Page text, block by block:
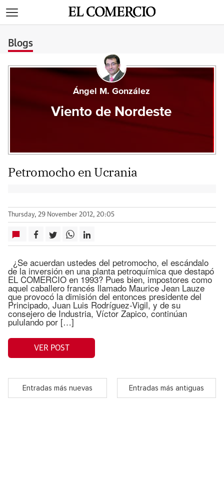
Blogs
Ángel M. González
Viento de Nordeste
Petromocho en Ucrania
Thursday, 29 November 2012, 20:05
¿Se acuerdan ustedes del petromocho, el escándalo
de la inversión en una planta petroquímica que destapó
EL COMERCIO en 1993? Pues bien, impostores como
aquel caballero francés llamado Maurice Jean Lauze
que provocó la dimisión del entonces presidente del
Principado, Juan Luis Rodríguez-Vigil, y de su
consejero de Industria, Víctor Zapico, continúan
pululando por […]
VER POST
Entradas más nuevas Entradas más antiguas